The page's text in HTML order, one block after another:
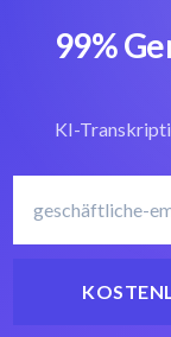
99%
KI-